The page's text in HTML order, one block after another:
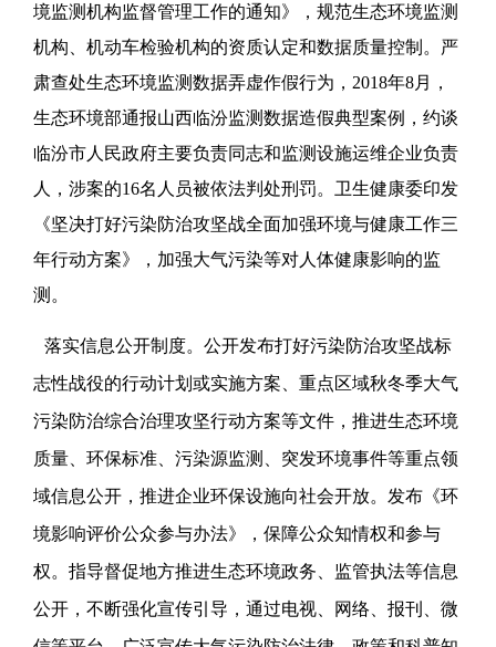
境监测机构监督管理工作的通知》，规范生态环境监测
机构、机动车检验机构的资质认定和数据质量控制。严
肃查处生态环境监测数据弄虚作假行为，2018年8月，
生态环境部通报山西临汾监测数据造假典型案例，约谈
临汾市人民政府主要负责同志和监测设施运维企业负责
人，涉案的16名人员被依法判处刑罚。卫生健康委印发
《坚决打好污染防治攻坚战全面加强环境与健康工作三
年行动方案》，加强大气污染等对人体健康影响的监
测。
落实信息公开制度。公开发布打好污染防治攻坚战标
志性战役的行动计划或实施方案、重点区域秋冬季大气
污染防治综合治理攻坚行动方案等文件，推进生态环境
质量、环保标准、污染源监测、突发环境事件等重点领
域信息公开，推进企业环保设施向社会开放。发布《环
境影响评价公众参与办法》，保障公众知情权和参与
权。指导督促地方推进生态环境政务、监管执法等信息
公开，不断强化宣传引导，通过电视、网络、报刊、微